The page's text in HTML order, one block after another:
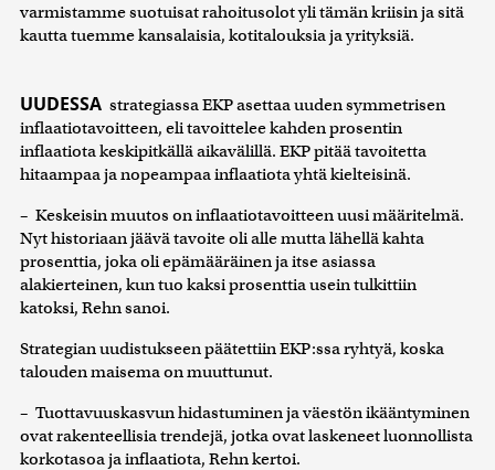
varmistamme suotuisat rahoitusolot yli tämän kriisin ja sitä
kautta tuemme kansalaisia, kotitalouksia ja yrityksiä.
UUDESSA strategiassa EKP asettaa uuden symmetrisen
inflaatiotavoitteen, eli tavoittelee kahden prosentin
inflaatiota keskipitkällä aikavälillä. EKP pitää tavoitetta
hitaampaa ja nopeampaa inflaatiota yhtä kielteisinä.
– Keskeisin muutos on inflaatiotavoitteen uusi määritelmä.
Nyt historiaan jäävä tavoite oli alle mutta lähellä kahta
prosenttia, joka oli epämääräinen ja itse asiassa
alakierteinen, kun tuo kaksi prosenttia usein tulkittiin
katoksi, Rehn sanoi.
Strategian uudistukseen päätettiin EKP:ssa ryhtyä, koska
talouden maisema on muuttunut.
– Tuottavuuskasvun hidastuminen ja väestön ikääntyminen
ovat rakenteellisia trendejä, jotka ovat laskeneet luonnollista
korkotasoa ja inflaatiota, Rehn kertoi.